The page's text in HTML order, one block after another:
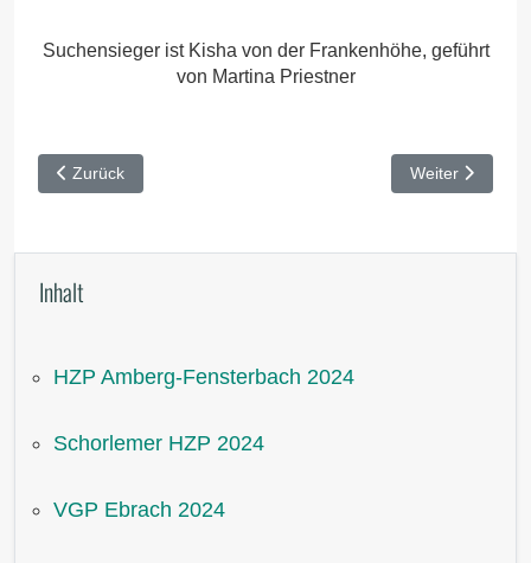
Suchensieger ist Kisha von der Frankenhöhe, geführt
von Martina Priestner
Vorheriger Beitrag: Sommerzuchtschau Irschenberg 2024
Zurück Nächster
Weiter
Inhalt
HZP Amberg-Fensterbach 2024
Schorlemer HZP 2024
VGP Ebrach 2024